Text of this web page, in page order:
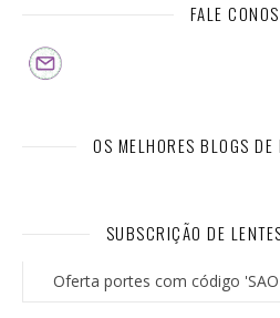
FALE
OS MELHORES BLOGS
SUBSCRIÇÃO DE
Oferta portes com código